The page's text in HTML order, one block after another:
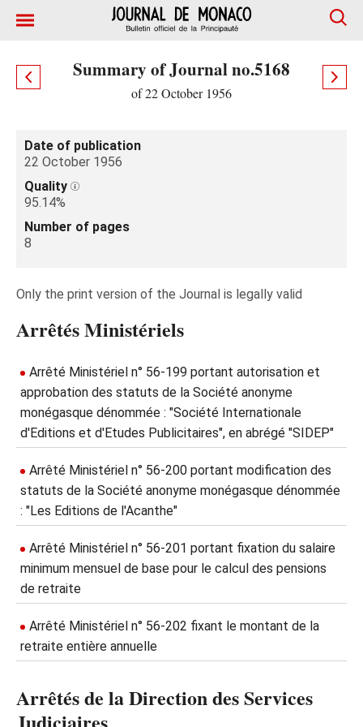
Summary of Journal no.5168
of 22 October 1956
Date of publication
22 October 1956
Quality
95.14%
Number of pages
8
Only the print version of the Journal is legally valid
Arrêtés Ministériels
Arrêté Ministériel n° 56-199 portant autorisation et
approbation des statuts de la Société anonyme
monégasque dénommée : "Société Internationale
d'Editions et d'Etudes Publicitaires", en abrégé "SIDEP"
Arrêté Ministériel n° 56-200 portant modification des
statuts de la Société anonyme monégasque dénommée
: "Les Editions de l'Acanthe"
Arrêté Ministériel n° 56-201 portant fixation du salaire
minimum mensuel de base pour le calcul des pensions
de retraite
Arrêté Ministériel n° 56-202 fixant le montant de la
retraite entière annuelle
Arrêtés de la Direction des Services